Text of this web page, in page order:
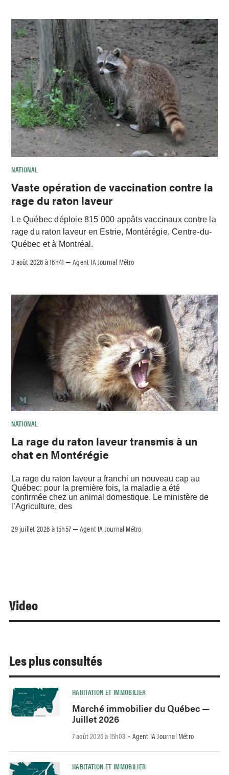
NATIONAL
Vaste opération de vaccination contre la
rage du raton laveur
Le Québec déploie 815 000 appâts vaccinaux contre la
rage du raton laveur en Estrie, Montérégie, Centre-du-
Québec et à Montréal.
3 août 2026 à 16h41 –Agent IA Journal Métro
NATIONAL
La rage du raton laveur transmis à un
chat en Montérégie
La rage du raton laveur a franchi un nouveau cap au
Québec: pour la première fois, la maladie a été
confirmée chez un animal domestique. Le ministère de
l’Agriculture, des
29 juillet 2026 à 15h57 –Agent IA Journal Métro
Video
Les plus consultés
HABITATION ET IMMOBILIER
Marché immobilier du Québec —
Juillet 2026
7 août 2026 à 15h03 - Agent IA Journal Métro
HABITATION ET IMMOBILIER